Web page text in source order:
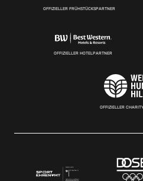
OFFIZIELLER FRÜHSTÜCKSPARTNER
OFFIZIELLER HOTELPARTNER
OFFIZIELLER